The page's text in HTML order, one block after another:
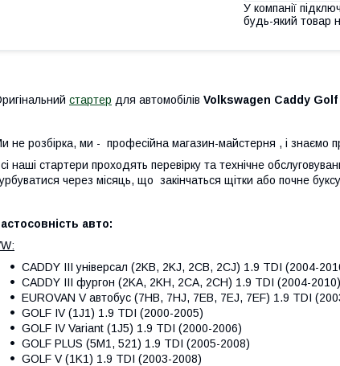
У компанії
будь-який товар
стартер для автомобілів Volkswagen Caddy
не розбірка, ми - професійна магазин-майстерня , і знаємо
наші стартери проходять перевірку та технічне
через місяць, що закінчаться щітки або почне
авто:
CADDY III універсал (2KB, 2KJ, 2CB, 2CJ) 1.9 TDI (2004-
CADDY III фургон (2KA, 2KH, 2CA, 2CH) 1.9 TDI (2004-2010)
EUROVAN V автобус (7HB, 7HJ, 7EB, 7EJ, 7EF) 1.9 TDI
GOLF IV (1J1) 1.9 TDI (2000-2005)
GOLF IV Variant (1J5) 1.9 TDI (2000-2006)
GOLF PLUS (5M1, 521) 1.9 TDI (2005-2008)
GOLF V (1K1) 1.9 TDI (2003-2008)